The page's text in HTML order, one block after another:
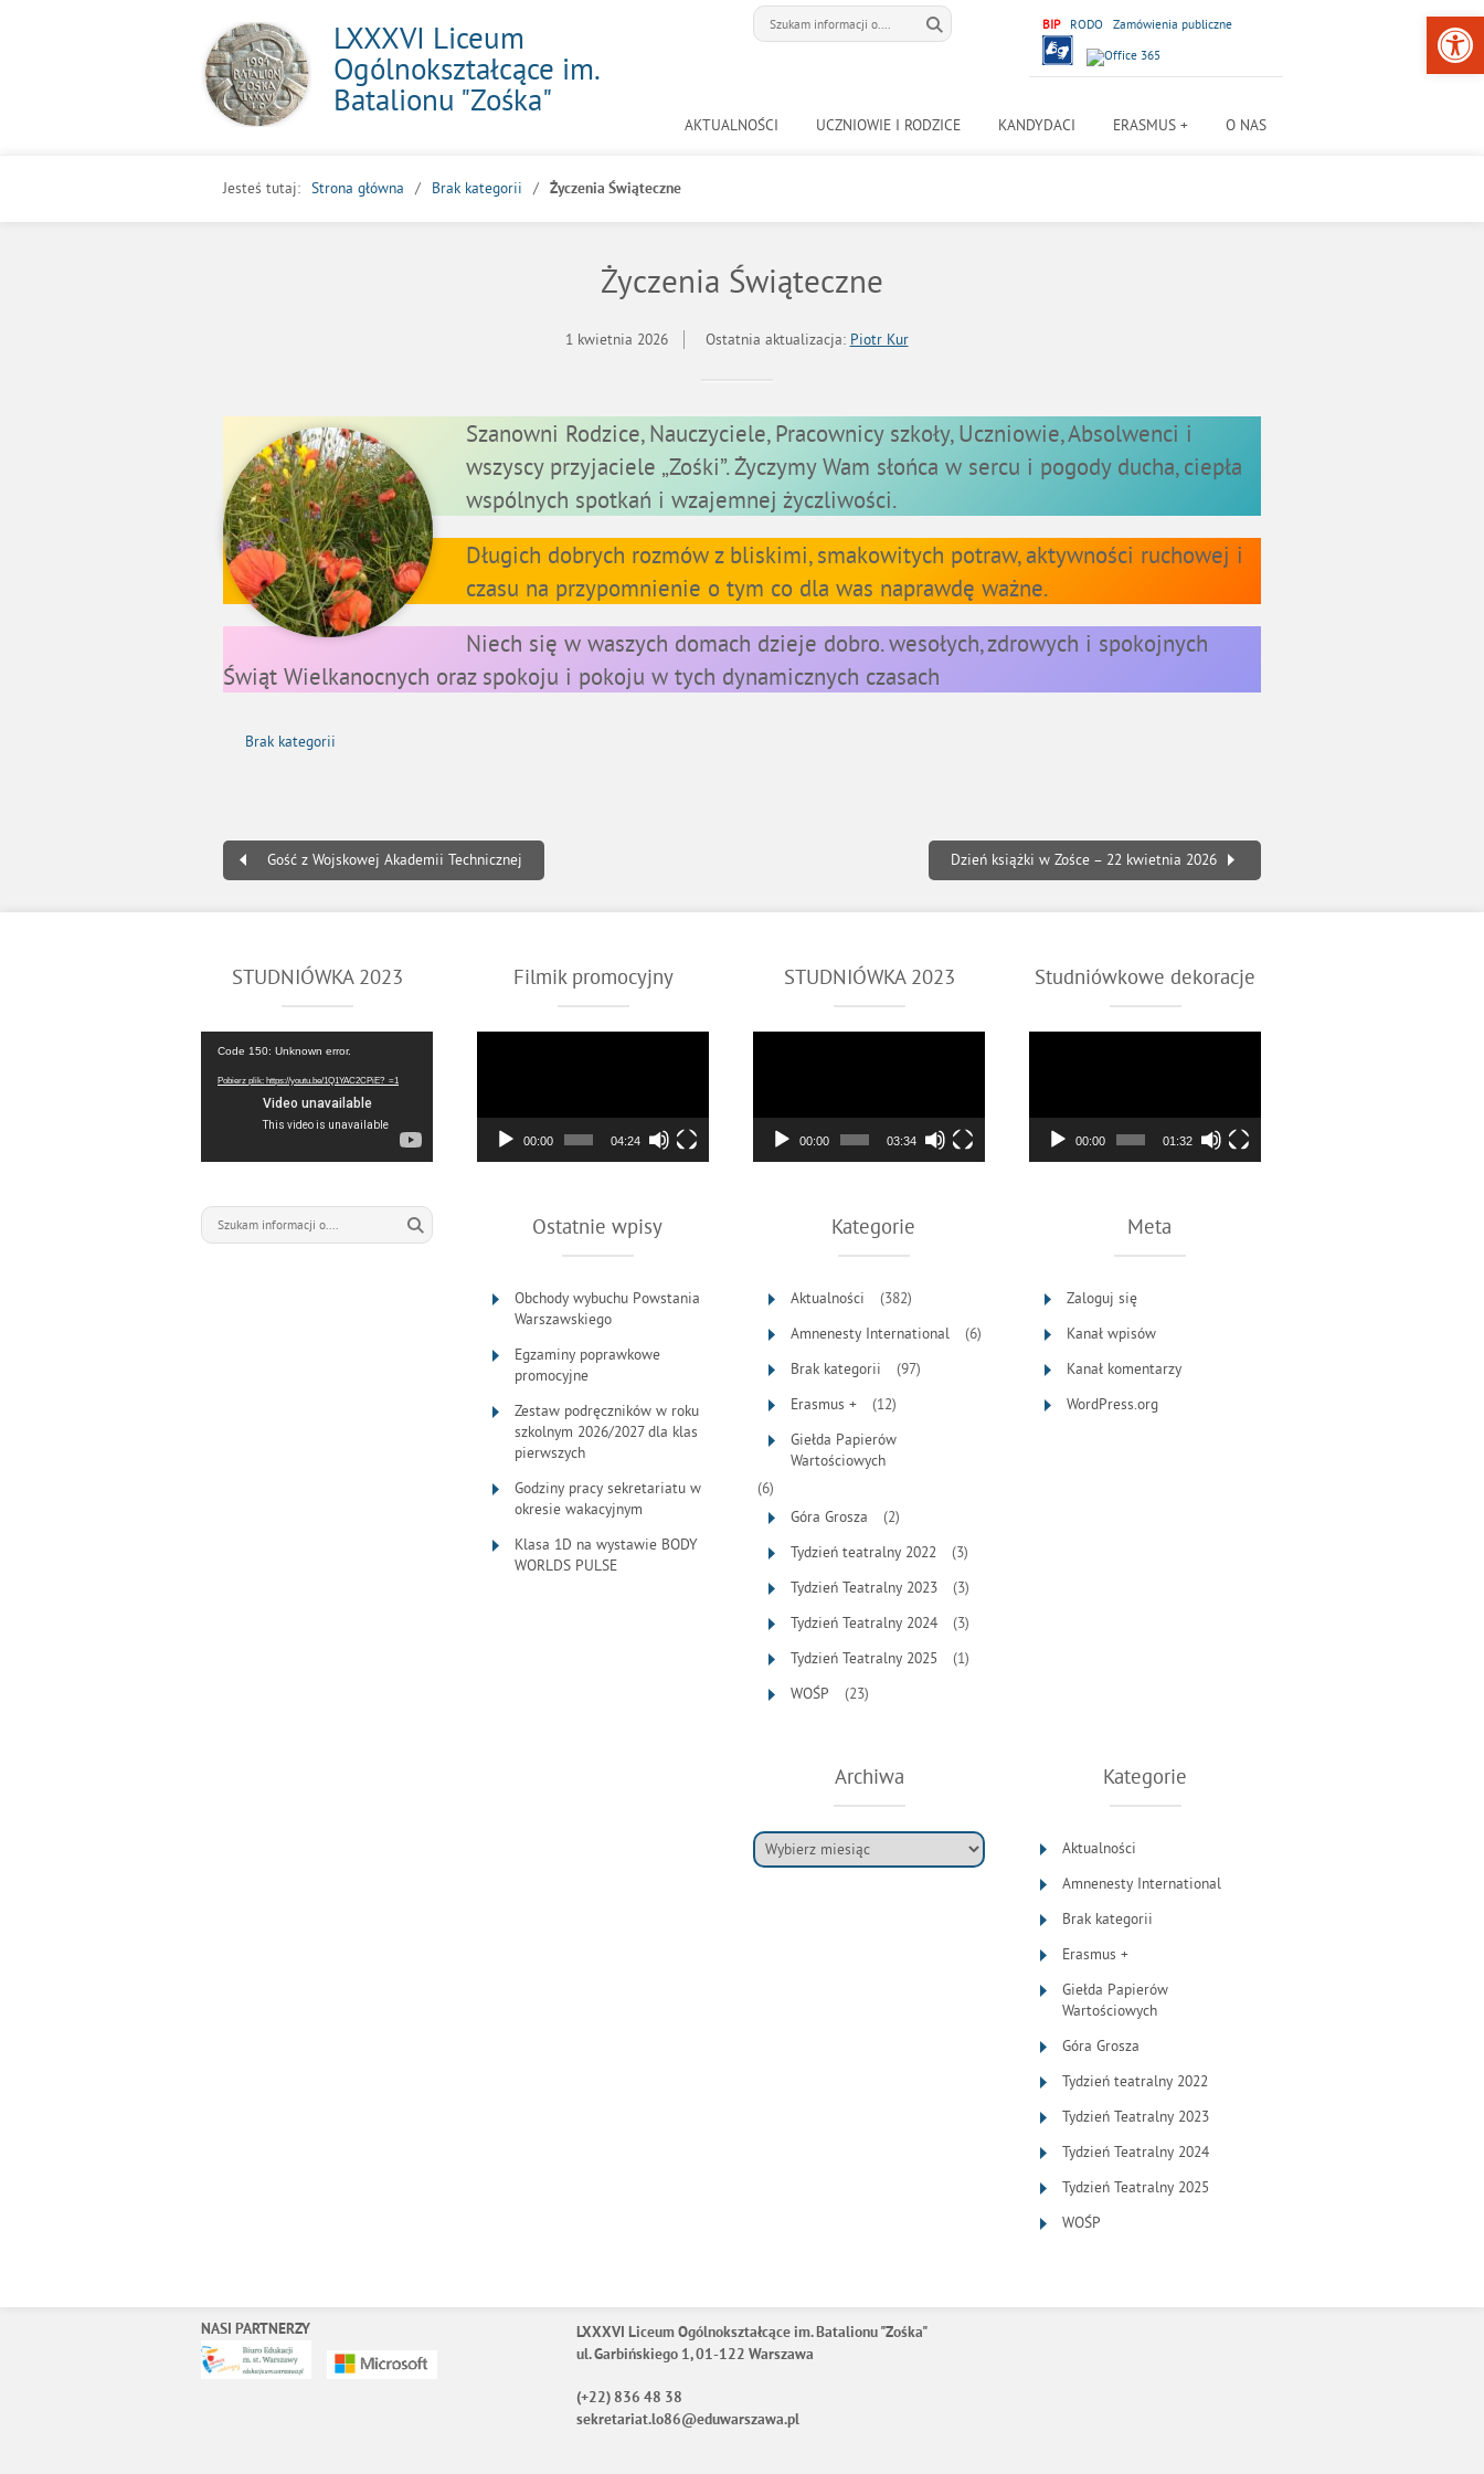
BIP RODO Zamówienia publiczne
LXXXVI Liceum
Ogólnokształcące im.
Batalionu "Zośka"
AKTUALNOŚCI UCZNIOWIE I RODZICE KANDYDACI ERASMUS + O NAS
Jesteś tutaj: Strona główna Brak kategorii Życzenia Świąteczne
Życzenia Świąteczne
1 kwietnia 2026 Ostatnia aktualizacja: Piotr Kur
Szanowni Rodzice, Nauczyciele, Pracownicy szkoły, Uczniowie, Absolwenci i
wszyscy przyjaciele „Zośki”. Życzymy Wam słońca w sercu i pogody ducha, ciepła
wspólnych spotkań i wzajemnej życzliwości.
Długich dobrych rozmów z bliskimi, smakowitych potraw, aktywności ruchowej i
czasu na przypomnienie o tym co dla was naprawdę ważne.
Niech się w waszych domach dzieje dobro. wesołych, zdrowych i spokojnych
Świąt Wielkanocnych oraz spokoju i pokoju w tych dynamicznych czasach
Brak kategorii
Gość z Wojskowej Akademii Technicznej Dzień książki w Zośce – 22 kwietnia 2026
STUDNIÓWKA 2023
Code 150: Unknown error.
Pobierz plik: https://youtu.be/1Q1YAC2CPiE?_=1
Filmik promocyjny
00:00 04:24
STUDNIÓWKA 2023
00:00 03:34
Studniówkowe dekoracje
00:00 01:32
Ostatnie wpisy
Obchody wybuchu Powstania
Warszawskiego
Egzaminy poprawkowe
promocyjne
Zestaw podręczników w roku
szkolnym 2026/2027 dla klas
pierwszych
Godziny pracy sekretariatu w
okresie wakacyjnym
Klasa 1D na wystawie BODY
WORLDS PULSE
Kategorie
Aktualności
(382)
Amnenesty International
(6)
Brak kategorii
(97)
Erasmus +
(12)
Giełda Papierów
Wartościowych
(6)
Góra Grosza
(2)
Tydzień teatralny 2022
(3)
Tydzień Teatralny 2023
(3)
Tydzień Teatralny 2024
(3)
Tydzień Teatralny 2025
(1)
WOŚP
(23)
Meta
Zaloguj się
Kanał wpisów
Kanał komentarzy
WordPress.org
Archiwa Kategorie
Aktualności
Amnenesty International
Brak kategorii
Erasmus +
Giełda Papierów
Wartościowych
Góra Grosza
Tydzień teatralny 2022
Tydzień Teatralny 2023
Tydzień Teatralny 2024
Tydzień Teatralny 2025
WOŚP
NASI PARTNERZY
LXXXVI Liceum Ogólnokształcące im. Batalionu "Zośka"
ul. Garbińskiego 1, 01-122 Warszawa
(+22) 836 48 38
sekretariat.lo86@eduwarszawa.pl